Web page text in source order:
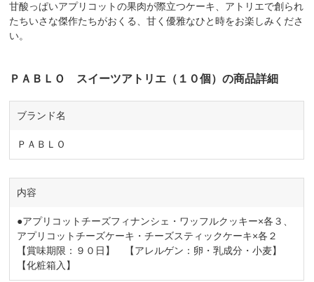
甘酸っぱいアプリコットの果肉が際立つケーキ、アトリエで創られ
たちいさな傑作たちがおくる、甘く優雅なひと時をお楽しみくださ
い。
ＰＡＢＬＯ スイーツアトリエ（１０個）の商品詳細
ブランド名
ＰＡＢＬＯ
内容
●アプリコットチーズフィナンシェ・ワッフルクッキー×各３、
アプリコットチーズケーキ・チーズスティックケーキ×各２
【賞味期限：９０日】 【アレルゲン：卵・乳成分・小麦】
【化粧箱入】